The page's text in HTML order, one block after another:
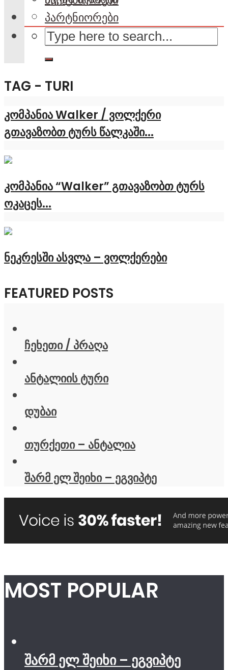
პარტნიორები
TAG - TURI
კომპანია Walker / ვოლქერი
გთავაზობთ ტურს წალკაში...
კომპანია “Walker” გთავაზობთ ტურს
ოკაცეს...
ნეკრესში ასვლა – ვოლქერები
FEATURED POSTS
ჩეხეთი / პრაღა
ანტალიის ტური
დუბაი
თურქეთი – ანტალია
შარმ ელ შეიხი – ეგვიპტე
MOST POPULAR
შარმ ელ შეიხი – ეგვიპტე